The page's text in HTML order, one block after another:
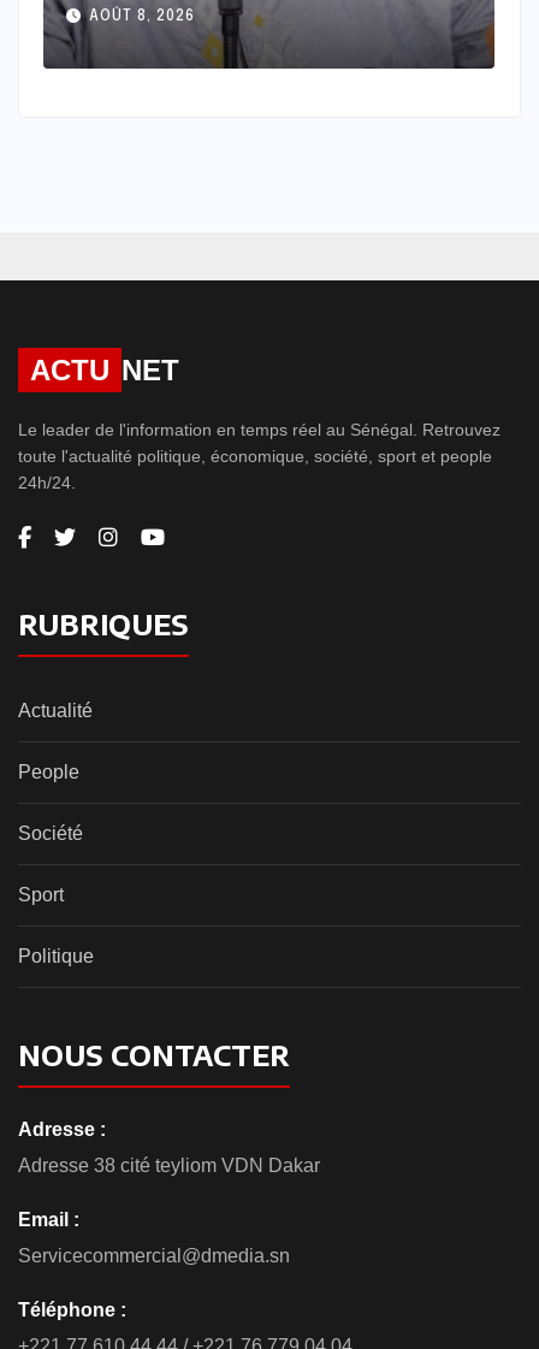
AOÛT 7, 2026
ACTU NET
Le leader de l'information en temps réel au Sénégal. Retrouvez
toute l'actualité politique, économique, société, sport et people
24h/24.
RUBRIQUES
Actualité
People
Société
Sport
Politique
NOUS CONTACTER
Adresse :
Adresse 38 cité teyliom VDN Dakar
Email :
Servicecommercial@dmedia.sn
Téléphone :